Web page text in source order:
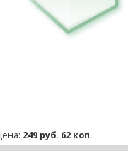
249 руб. 62 коп.